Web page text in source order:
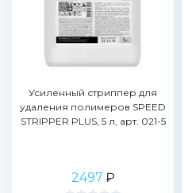
Усиленный стриппер для
удаления полимеров SPEED
STRIPPER PLUS, 5 л, арт. 021-5
2497 ₽